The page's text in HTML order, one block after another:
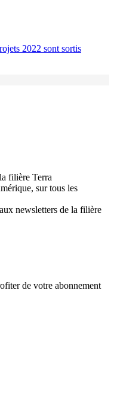
2022 sont sortis
filière Terra
sur tous les
newsletters de la filière
de votre abonnement